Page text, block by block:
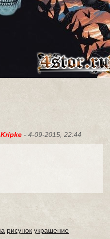
Kripke - 4-09-2015, 22:44
рисунок украшение